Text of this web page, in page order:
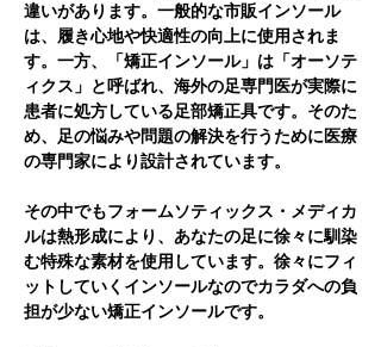
違いがあります。一般的な市販インソール
は、履き心地や快適性の向上に使用されま
す。一方、「矯正インソール」は「オーソテ
ィクス」と呼ばれ、海外の足専門医が実際に
患者に処方している足部矯正具です。そのた
め、足の悩みや問題の解決を行うために医療
の専門家により設計されています。
その中でもフォームソティックス・メディカ
ルは熱形成により、あなたの足に徐々に馴染
む特殊な素材を使用しています。徐々にフィ
ットしていくインソールなのでカラダへの負
担が少ない矯正インソールです。